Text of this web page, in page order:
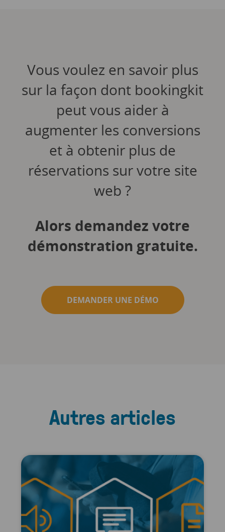
Vous voulez en savoir plus
sur la façon dont bookingkit
peut vous aider à
augmenter les conversions
et à obtenir plus de
réservations sur votre site
web ?
Alors demandez votre
démonstration gratuite.
DEMANDER UNE DÉMO
Autres articles